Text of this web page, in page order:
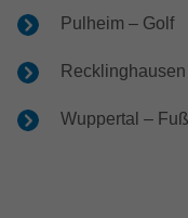
Pulheim – Golf
Wuppertal –